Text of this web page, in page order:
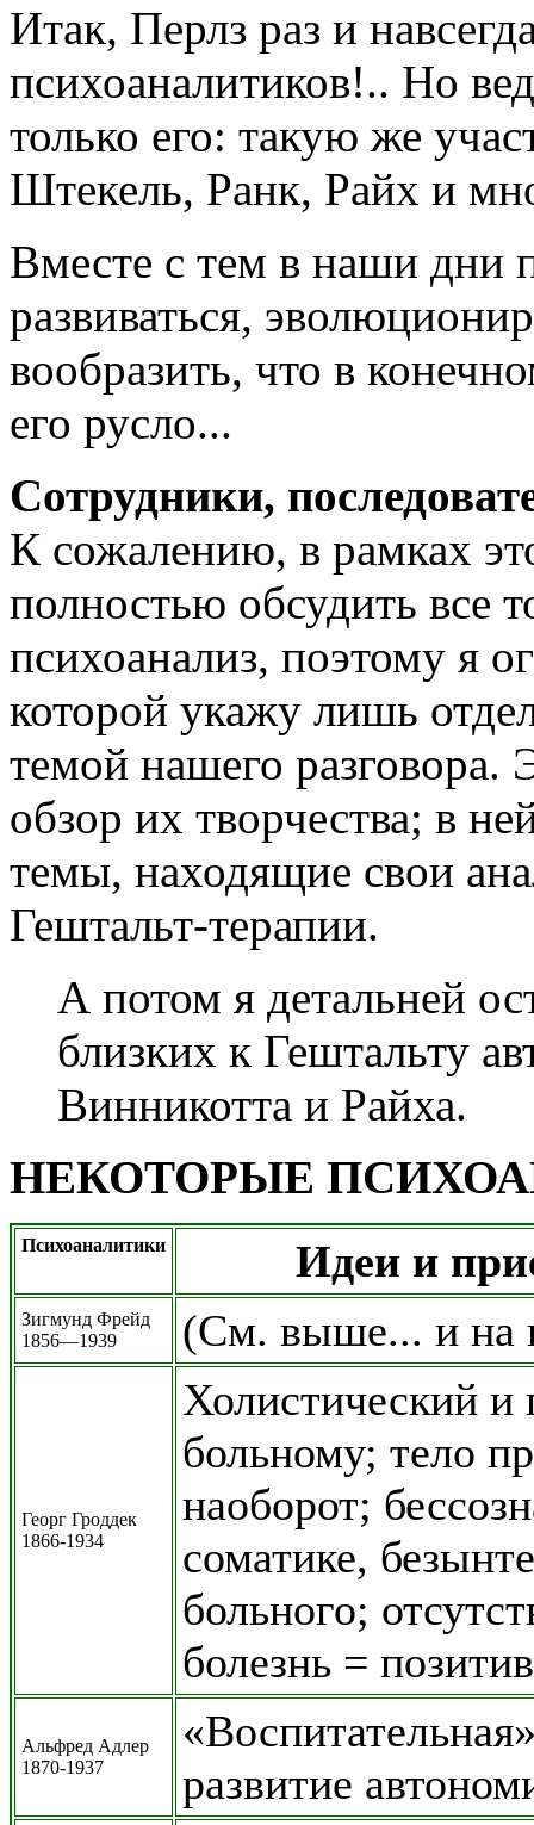
Итак, Перлз раз и
психоаналитиков!.. Но
только его: такую же
Штекель, Ранк, Райх и
Вместе с тем в наши дни
развиваться,
вообразить, что в
его русло...
Сотрудники,
К сожалению, в рамках
полностью обсудить все
психоанализ, поэтому я
которой укажу лишь
темой нашего разговора.
обзор их творчества; в
темы, находящие свои
Гештальт-терапии.
А потом я детальней
близких к Гештальту
Винникотта и Райха.
НЕКОТОРЫЕ
Психоаналитики Идеи и
Зигмунд Фрейд
1856—1939
(См. выше... и на
Георг Гроддек
1866-1934
Холистический и
больному; тело
наоборот;
соматике,
больного;
болезнь =
Альфред Адлер
1870-1937
развитие